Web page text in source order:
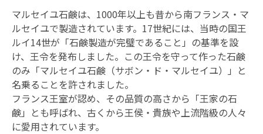
マルセイユ石鹸は、1000年以上も昔から南フランス・マ
ルセイユで製造されています。17世紀には、当時の国王
ルイ14世が「石鹸製造が完璧であること」の基準を設
け、王令を発布しました。この王令を守って作った石鹸
のみ「マルセイユ石鹸（サボン・ド・マルセイユ）」と
名乗ることを許されました。
フランス王室が認め、その品質の高さから「王家の石
鹸」とも呼ばれ、古くから王侯・貴族や上流階級の人々
に愛用されています。